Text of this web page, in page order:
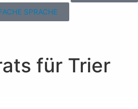
SPRACHE
für Trier